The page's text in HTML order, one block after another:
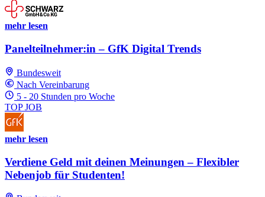
mehr lesen
Panelteilnehmer:in – GfK Digital Trends
Bundesweit
Nach Vereinbarung
5 - 20 Stunden pro Woche
TOP JOB
mehr lesen
Verdiene Geld mit deinen Meinungen – Flexibler
Nebenjob für Studenten!